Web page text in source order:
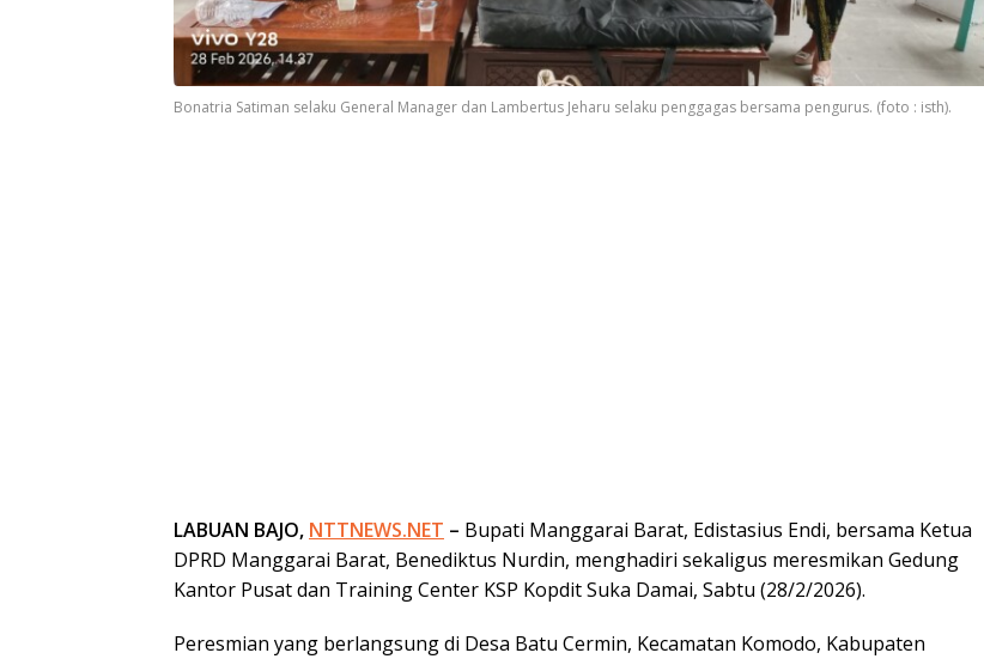
Bonatria Satiman selaku General Manager dan Lambertus Jeharu selaku penggagas bersama pengurus. (foto : isth).
LABUAN BAJO, NTTNEWS.NET – Bupati Manggarai Barat, Edistasius Endi, bersama Ketua
DPRD Manggarai Barat, Benediktus Nurdin, menghadiri sekaligus meresmikan Gedung
Kantor Pusat dan Training Center KSP Kopdit Suka Damai, Sabtu (28/2/2026).
Peresmian yang berlangsung di Desa Batu Cermin, Kecamatan Komodo, Kabupaten